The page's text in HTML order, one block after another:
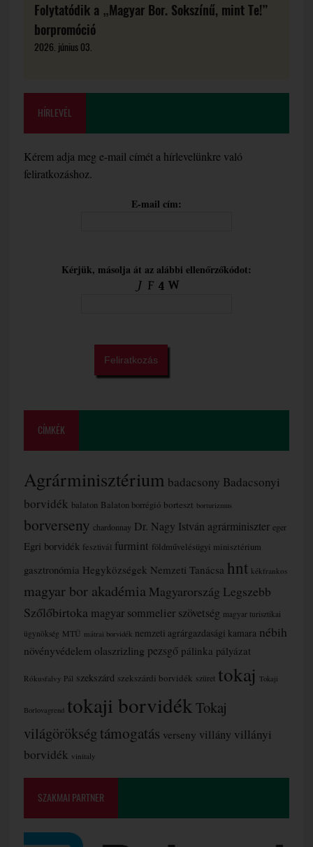
Folytatódik a „Magyar Bor. Sokszínű, mint Te!”
borpromóció
2026. június 03.
HÍRLEVÉL
Kérem adja meg e-mail címét a hírlevelünkre való
feliratkozáshoz.
E-mail cím:
Kérjük, másolja át az alábbi ellenőrzőkódot:
CÍMKÉK
Agrárminisztérium badacsony Badacsonyi
borvidék balaton Balaton borrégió borteszt borturizmus
borverseny chardonnay Dr. Nagy István agrárminiszter eger
Egri borvidék fesztivál furmint földművelésügyi minisztérium
gasztronómia Hegyközségek Nemzeti Tanácsa hnt kékfrankos
magyar bor akadémia Magyarország Legszebb
Szőlőbirtoka magyar sommelier szövetség magyar turisztikai
ügynökség MTÜ mátrai borvidék nemzeti agrárgazdasági kamara nébih
növényvédelem olaszrizling pezsgő pálinka pályázat
Rókusfalvy Pál szekszárd szekszárdi borvidék szüret tokaj Tokaji
Borlovagrend tokaji borvidékTokaj
világörökségtámogatás verseny villány villányi
borvidék vinitaly
SZAKMAI PARTNER